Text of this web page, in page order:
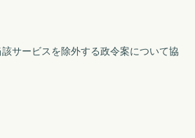
サービスを除外する政令案について協